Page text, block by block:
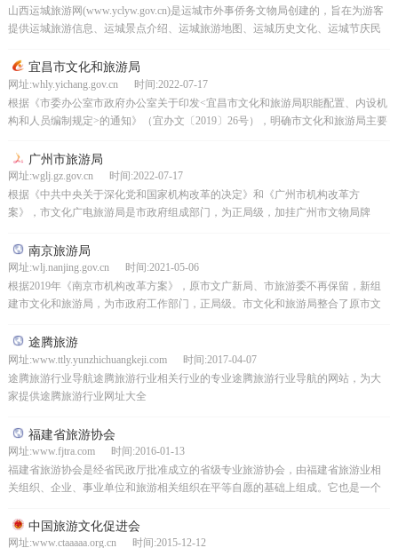
山西运城旅游网(www.yclyw.gov.cn)是运城市外事侨务文物局创建的，旨在为游客
提供运城旅游信息、运城景点介绍、运城旅游地图、运城历史文化、运城节庆民
宜昌市文化和旅游局
网址:whly.yichang.gov.cn 时间:2022-07-17
根据《市委办公室市政府办公室关于印发<宜昌市文化和旅游局职能配置、内设机
构和人员编制规定>的通知》（宜办文〔2019〕26号），明确市文化和旅游局主要
广州市旅游局
网址:wglj.gz.gov.cn 时间:2022-07-17
根据《中共中央关于深化党和国家机构改革的决定》和《广州市机构改革方
案》，市文化广电旅游局是市政府组成部门，为正局级，加挂广州市文物局牌
南京旅游局
网址:wlj.nanjing.gov.cn 时间:2021-05-06
根据2019年《南京市机构改革方案》，原市文广新局、市旅游委不再保留，新组
建市文化和旅游局，为市政府工作部门，正局级。市文化和旅游局整合了原市文
途腾旅游
网址:www.ttly.yunzhichuangkeji.com 时间:2017-04-07
途腾旅游行业导航途腾旅游行业相关行业的专业途腾旅游行业导航的网站，为大
家提供途腾旅游行业网址大全
福建省旅游协会
网址:www.fjtra.com 时间:2016-01-13
福建省旅游协会是经省民政厅批准成立的省级专业旅游协会，由福建省旅游业相
关组织、企业、事业单位和旅游相关组织在平等自愿的基础上组成。它也是一个
中国旅游文化促进会
网址:www.ctaaaaa.org.cn 时间:2015-12-12